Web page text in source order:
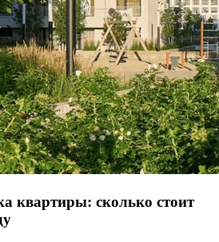
квартиры: сколько стоит